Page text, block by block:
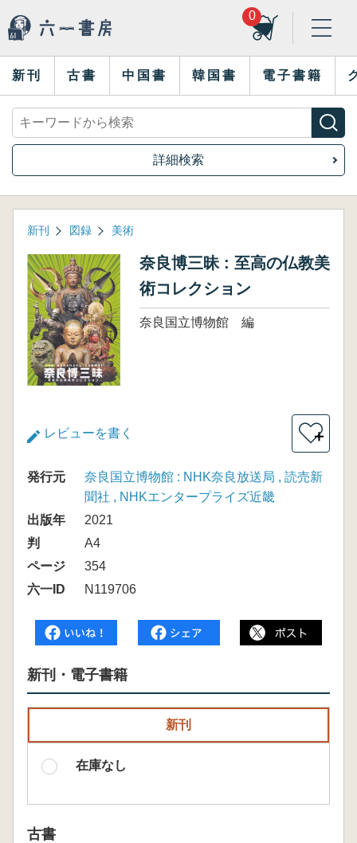
0
新刊 古書 中国書 韓国書 電子書籍
詳細検索
新刊 図録 美術
奈良博三昧 : 至高の仏教美
術コレクション
奈良国立博物館 編
レビューを書く ＋
発行元
奈良国立博物館 : NHK奈良放送局 , 読売新
聞社 , NHKエンタープライズ近畿
出版年
2021
判
A4
ページ
354
六一ID
N119706
新刊・電子書籍
新刊
在庫なし
古書